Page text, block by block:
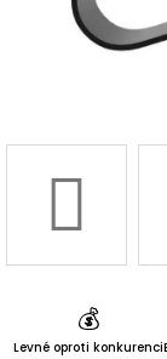
💰
Levné oproti konkurenci